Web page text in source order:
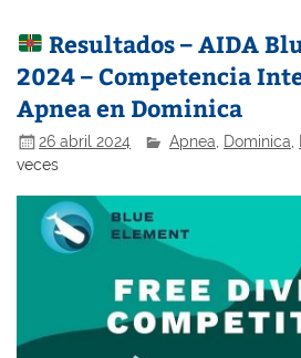
Resultados – AIDA
2024 – Competencia
Apnea en Dominica
26 abril 2024 Apnea Dominica
veces